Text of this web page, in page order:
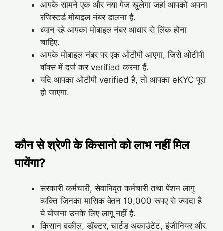
आपके सामने एक और नया पेज खुलेगा जहां आपको अपना
रजिस्टर्ड मोबाइल नंबर डालना है.
ध्यान रहे आपका मोबाइल नंबर आधार से लिंक होना
चाहिए.
आपके मोबाइल नंबर पर एक ओटीपी आएगा, जिसे ओटीपी
बॉक्स में दर्ज कर verified करना हैं.
यदि आपका ओटीपी verified है, तो आपका eKYC पूरा
हो जाएगा.
कौन से श्रेणी के किसानो को लाभ नहीं मिल
पायेंगा?
सरकारी कर्मचारी, सेवानिवृत कर्मचारी तथा पेंशन लागु
व्यक्ति जिनका मासिक वेतन 10,000 रूपए से ज्यादा है
ये योजना उनके लिए लागू नहीं है.
किसान वकील, डॉक्टर, चार्टड अकाउंटेंट, इंजीनियर और